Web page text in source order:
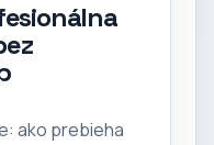
ako prebieha